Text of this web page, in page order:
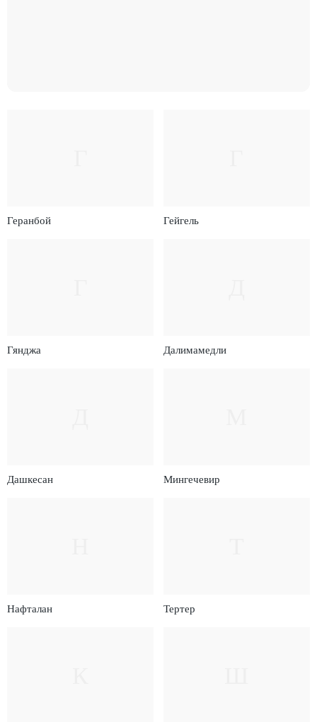
Геранбой Гейгель
Гянджа Далимамедли
Дашкесан Мингечевир
Нафталан Тертер